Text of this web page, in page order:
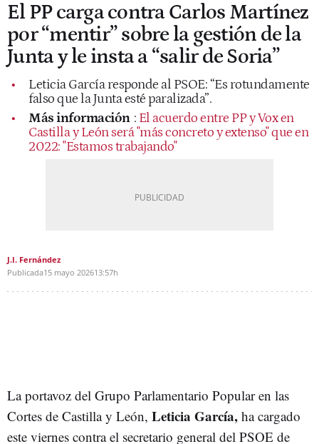
El PP carga contra Carlos Martínez
por “mentir” sobre la gestión de la
Junta y le insta a “salir de Soria”
Leticia García responde al PSOE: “Es rotundamente
falso que la Junta esté paralizada”.
Más información : El acuerdo entre PP y Vox en
Castilla y León será "más concreto y extenso" que en
2022: "Estamos trabajando"
J.I. Fernández
Publicada15 mayo 202613:57h
La portavoz del Grupo Parlamentario Popular en las
Cortes de Castilla y León, Leticia García, ha cargado
este viernes contra el secretario general del PSOE de